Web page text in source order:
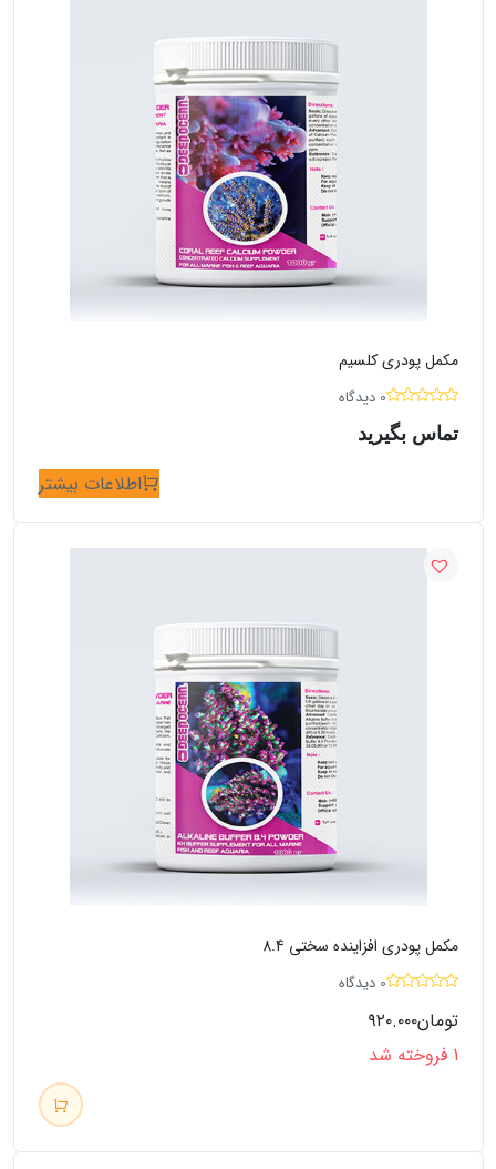
مکمل پودری کلسیم
0 دیدگاه
تماس بگیرید
اطلاعات بیشتر
مکمل پودری افزاینده سختی 8.4
0 دیدگاه
تومان۹۲۰.۰۰۰
1 فروخته شد